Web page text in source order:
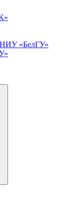
НИУ «БелГУ»